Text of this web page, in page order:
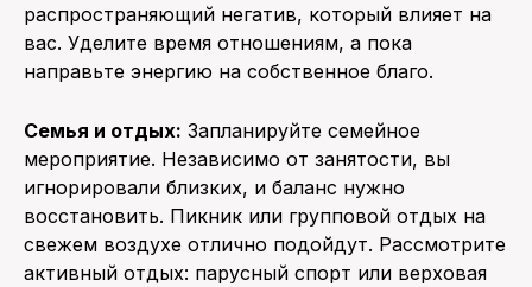
распространяющий негатив, который влияет на
вас. Уделите время отношениям, а пока
направьте энергию на собственное благо.
Семья и отдых: Запланируйте семейное
мероприятие. Независимо от занятости, вы
игнорировали близких, и баланс нужно
восстановить. Пикник или групповой отдых на
свежем воздухе отлично подойдут. Рассмотрите
активный отдых: парусный спорт или верховая